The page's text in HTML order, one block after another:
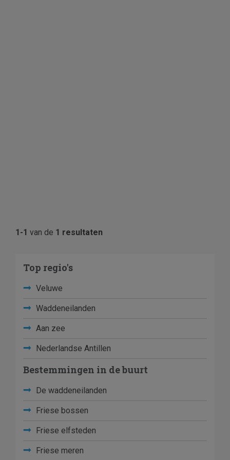
1-1 van de 1 resultaten
Top regio's
Veluwe
Waddeneilanden
Aan zee
Nederlandse Antillen
Bestemmingen in de buurt
De waddeneilanden
Friese bossen
Friese elfsteden
Friese meren